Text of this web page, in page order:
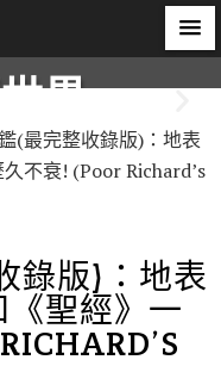
界
(最完整收錄版)：地表
不衰! (Poor Richard’s
錄版)：地表
聖經》一